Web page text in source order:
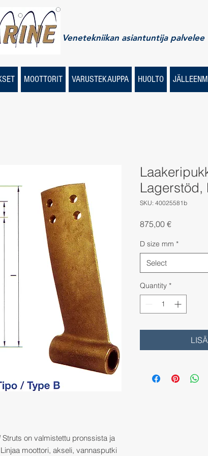
Venetekniikan asiantuntija palvelee
MOOTTORIT VARUSTEKAUPPA HUOLTO
on valmistettu pronssista ja
moottori, akseli, vannasputki
Lagerstöd,
SKU: 40025581b
875,00 €Price
D size mm *
Select
Quantity *